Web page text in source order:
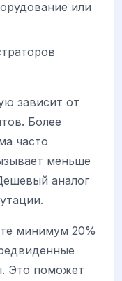
или
зависит от
Более
часто
меньше
аналог
минимум 20%
Это поможет